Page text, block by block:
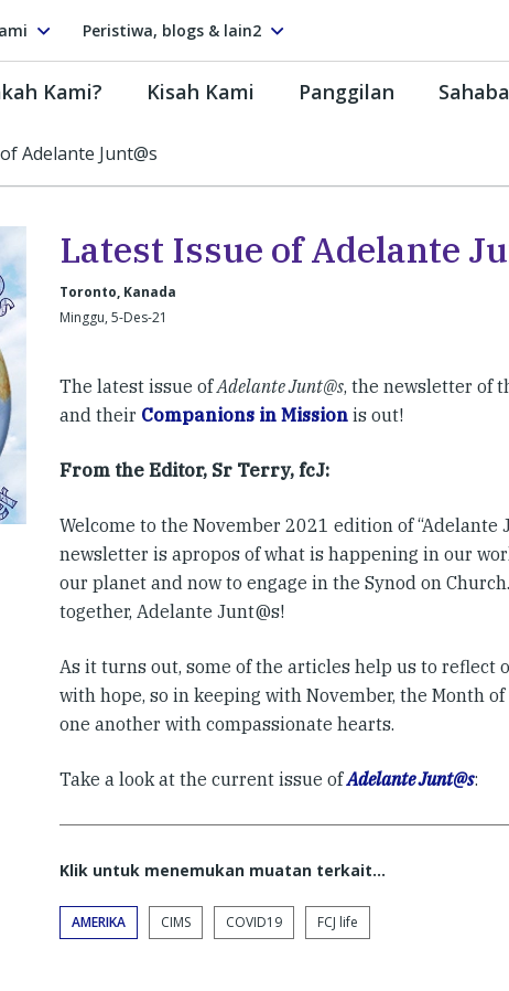
Peristiwa, blogs & lain2
Kami? Kisah Kami Panggilan
Adelante Junt@s
Latest Issue of Adelante
Toronto, Kanada
Minggu, 5-Des-21
The latest issue ofAdelante Junt@s, the newsletter of
and their Companions in Mission is out!
From the Editor, Sr Terry, fcJ:
Welcome to the November 2021 edition of “Adelante
newsletter is apropos of what is happening in our
our planet and now to engage in the Synod on
together, Adelante Junt@s!
As it turns out, some of the articles help us to reflect
with hope, so in keeping with November, the Month
one another with compassionate hearts.
Take a look at the current issue ofAdelante Junt@s:
Klik untuk menemukan muatan terkait...
AMERIKA CIMS COVID19 FCJ life